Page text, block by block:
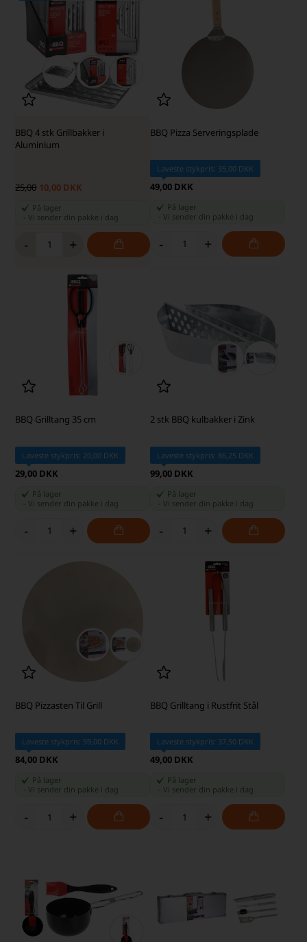
BBQ 4 stk Grillbakker i
Aluminium
25,00 10,00 DKK
På lager
-Vi sender din pakke i dag
- +
BBQ Pizza Serveringsplade
Laveste stykpris: 35,00 DKK
49,00 DKK
På lager
Vi sender din pakke i dag
- +
BBQ Grilltang 35 cm
Laveste stykpris: 20,00 DKK
29,00 DKK
På lager
-Vi sender din pakke i dag
- +
2 stk BBQ kulbakker i Zink
Laveste stykpris: 86,25 DKK
99,00 DKK
På lager
Vi sender din pakke i dag
- +
BBQ Pizzasten Til Grill
Laveste stykpris: 59,00 DKK
84,00 DKK
På lager
-Vi sender din pakke i dag
- +
BBQ Grilltang i Rustfrit Stål
Laveste stykpris: 37,50 DKK
49,00 DKK
På lager
Vi sender din pakke i dag
- +